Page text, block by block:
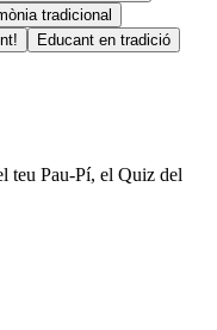
tradicional
Educant en tradició
teu Pau-Pí, el Quiz del